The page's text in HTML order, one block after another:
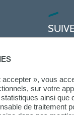
accepter », vous
sur votre
ainsi que
de traitement